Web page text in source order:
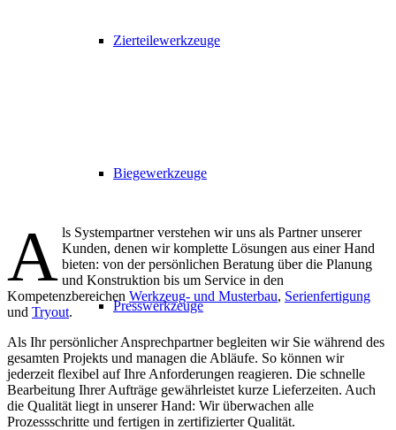
Zierteilewerkzeuge
Biegewerkzeuge
Presswerkzeuge
A ls Systempartner verstehen wir uns als Partner unserer
Kunden, denen wir komplette Lösungen aus einer Hand
bieten: von der persönlichen Beratung über die Planung
und Konstruktion bis um Service in den
Kompetenzbereichen Werkzeug- und Musterbau, Serienfertigung
und Tryout.
Als Ihr persönlicher Ansprechpartner begleiten wir Sie während des
gesamten Projekts und managen die Abläufe. So können wir
jederzeit flexibel auf Ihre Anforderungen reagieren. Die schnelle
Bearbeitung Ihrer Aufträge gewährleistet kurze Lieferzeiten. Auch
die Qualität liegt in unserer Hand: Wir überwachen alle
Prozessschritte und fertigen in zertifizierter Qualität.